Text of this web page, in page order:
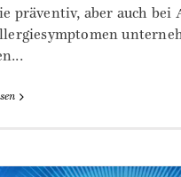
präventiv, aber auch bei